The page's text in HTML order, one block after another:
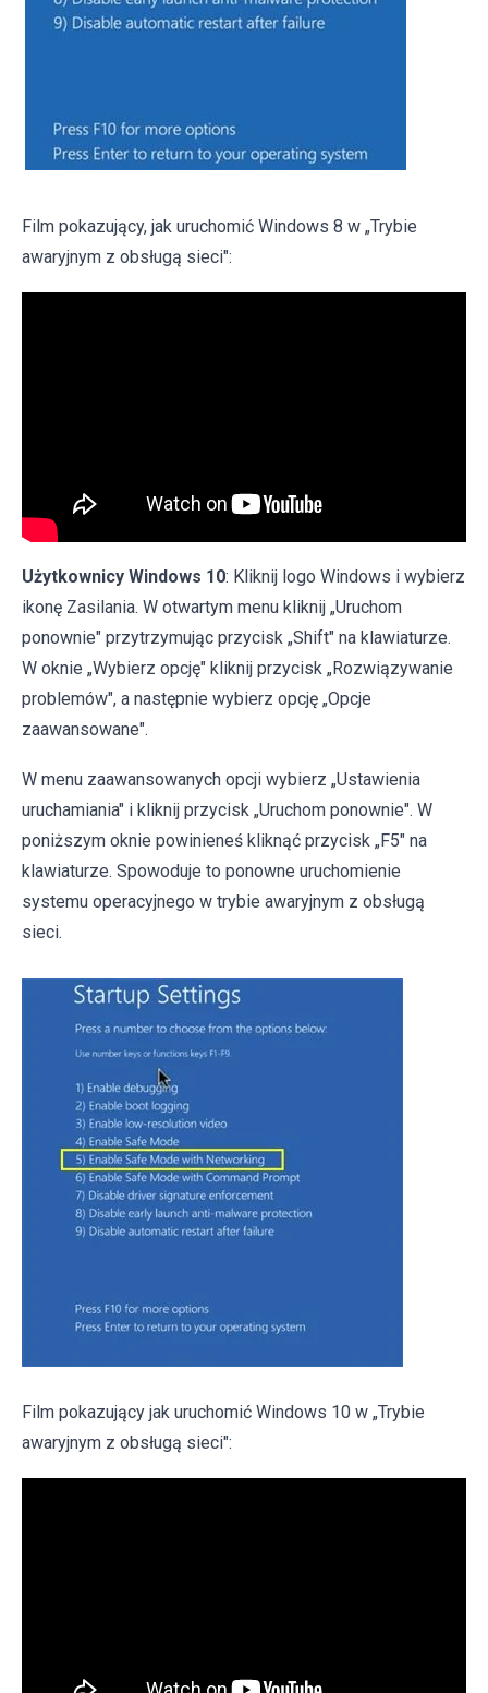
Film pokazujący, jak uruchomić Windows 8 w „Trybie
awaryjnym z obsługą sieci":
Użytkownicy Windows 10: Kliknij logo Windows i wybierz
ikonę Zasilania. W otwartym menu kliknij „Uruchom
ponownie" przytrzymując przycisk „Shift" na klawiaturze.
W oknie „Wybierz opcję" kliknij przycisk „Rozwiązywanie
problemów", a następnie wybierz opcję „Opcje
zaawansowane".
W menu zaawansowanych opcji wybierz „Ustawienia
uruchamiania" i kliknij przycisk „Uruchom ponownie". W
poniższym oknie powinieneś kliknąć przycisk „F5" na
klawiaturze. Spowoduje to ponowne uruchomienie
systemu operacyjnego w trybie awaryjnym z obsługą
sieci.
Film pokazujący jak uruchomić Windows 10 w „Trybie
awaryjnym z obsługą sieci":